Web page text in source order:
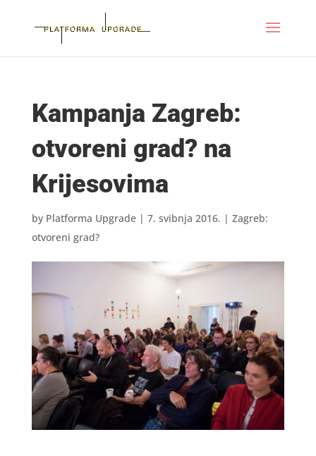
Kampanja Zagreb:
otvoreni grad? na
Krijesovima
by Platforma Upgrade| 7. svibnja 2016. | Zagreb:
otvoreni grad?